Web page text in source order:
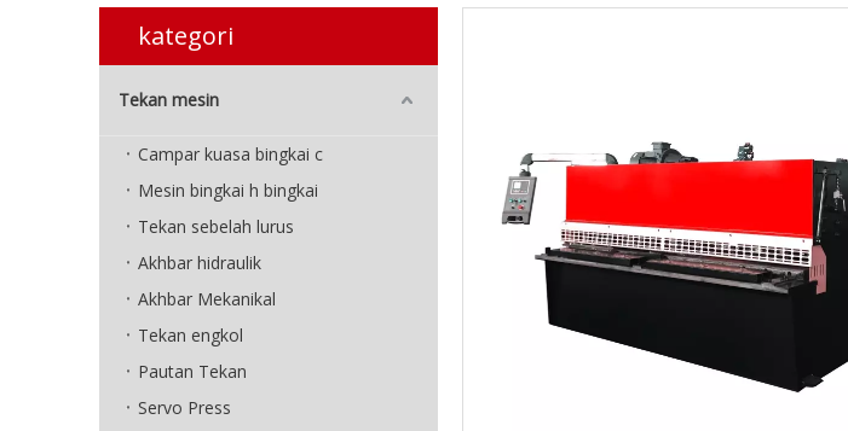
kategori
Tekan mesin
Campar kuasa bingkai c
Mesin bingkai h bingkai
Tekan sebelah lurus
Akhbar hidraulik
Akhbar Mekanikal
Tekan engkol
Pautan Tekan
Servo Press